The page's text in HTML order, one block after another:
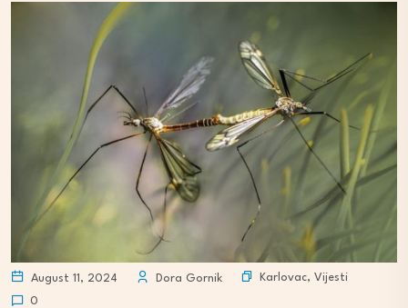
August 11, 2024 Dora Gornik Karlovac, Vijesti
0